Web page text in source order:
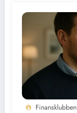
Finansklubben